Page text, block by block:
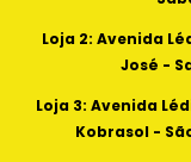
Loja 2: Avenida
José -
Loja 3: Avenida
Kobrasol -